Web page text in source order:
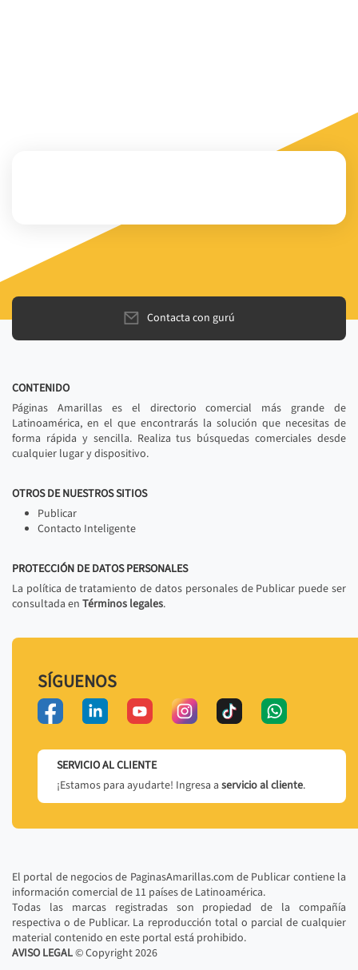
Contacta con gurú
CONTENIDO
Páginas Amarillas es el directorio comercial más grande de
Latinoamérica, en el que encontrarás la solución que necesitas de
forma rápida y sencilla. Realiza tus búsquedas comerciales desde
cualquier lugar y dispositivo.
OTROS DE NUESTROS SITIOS
Publicar
Contacto Inteligente
PROTECCIÓN DE DATOS PERSONALES
La política de tratamiento de datos personales de Publicar puede ser
consultada en Términos legales.
SÍGUENOS
SERVICIO AL CLIENTE
¡Estamos para ayudarte! Ingresa a servicio al cliente.
El portal de negocios de PaginasAmarillas.com de Publicar contiene la
información comercial de 11 países de Latinoamérica.
Todas las marcas registradas son propiedad de la compañía
respectiva o de Publicar. La reproducción total o parcial de cualquier
material contenido en este portal está prohibido.
AVISO LEGAL© Copyright2026